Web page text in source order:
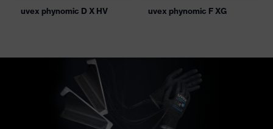
uvex phynomic D X HV uvex phynomic F XG